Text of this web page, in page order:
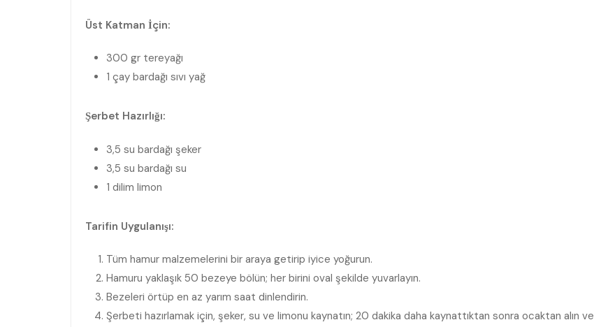
Üst Katman İçin:
300 gr tereyağı
1 çay bardağı sıvı yağ
Şerbet Hazırlığı:
3,5 su bardağı şeker
3,5 su bardağı su
1 dilim limon
Tarifin Uygulanışı:
Tüm hamur malzemelerini bir araya getirip iyice yoğurun.
Hamuru yaklaşık 50 bezeye bölün; her birini oval şekilde yuvarlayın.
Bezeleri örtüp en az yarım saat dinlendirin.
Şerbeti hazırlamak için, şeker, su ve limonu kaynatın; 20 dakika daha kaynattıktan sonra ocaktan alın ve